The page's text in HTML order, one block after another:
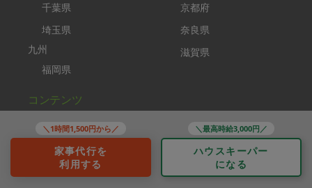
＼1時間1,500円から／
家事代行を
利用する
＼最高時給3,000円／
ハウスキーパー
になる
千葉県
埼玉県
九州
福岡県
京都府
奈良県
滋賀県
コンテンツ
タスカジplus
助家事さん
タスカジブートキャンプ